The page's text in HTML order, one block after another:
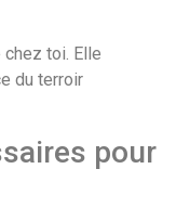
toi. Elle
du terroir
pour